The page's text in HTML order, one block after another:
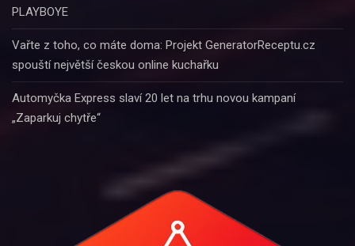
PLAYBOYE
Vařte z toho, co máte doma: Projekt GeneratorReceptu.cz
spouští největší českou online kuchařku
Automyčka Express slaví 20 let na trhu novou kampaní
„Zaparkuj chytře“